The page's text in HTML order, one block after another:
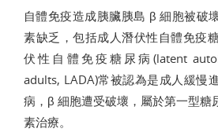
自體免疫造成胰臟胰島 β 細胞被破
素缺乏，包括成人潛伏性自體免疫
伏性自體免疫糖尿病(latent
adults, LADA)常被認為是成人緩慢
病，β 細胞遭受破壞，屬於第一型糖
素治療。